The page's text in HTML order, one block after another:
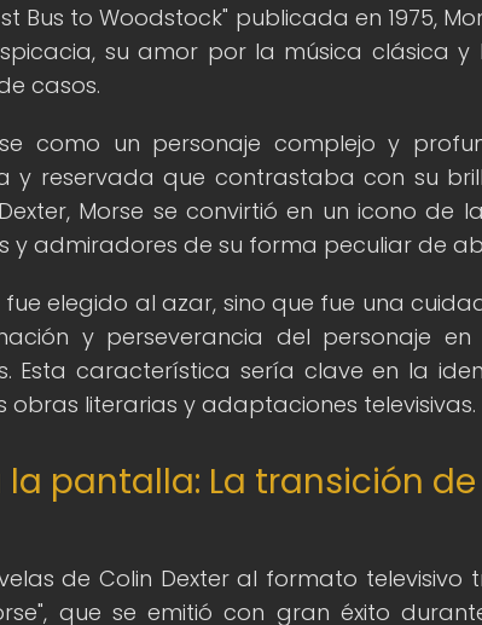
Bus to Woodstock" publicada en 1975,
su amor por la música clásica y
casos.
como un personaje complejo y
y reservada que contrastaba con su
Morse se convirtió en un icono de
y admiradores de su forma peculiar de
fue elegido al azar, sino que fue una
y perseverancia del personaje
Esta característica sería clave en la
obras literarias y adaptaciones televisivas.
pantalla: La transición
de Colin Dexter al formato televisivo
que se emitió con gran éxito